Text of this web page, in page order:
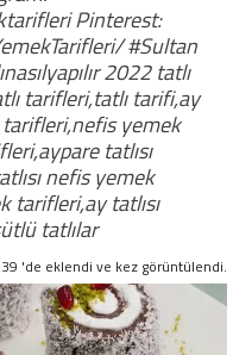
Pinterest:
#Sultan
2022 tatlı
tarifleri,tatlı tarifi,ay
yemek
tatlısı
nefis yemek
tarifleri,ay tatlısı
tatlılar
'de eklendi ve kez görüntülendi.